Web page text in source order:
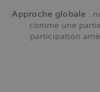
Approche globale :
comme une
participation